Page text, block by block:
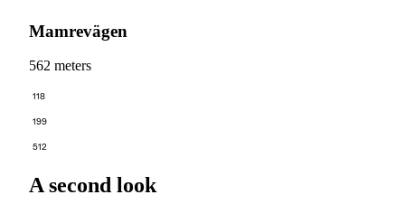
Mamrevägen
562 meters
118
199
512
A second look